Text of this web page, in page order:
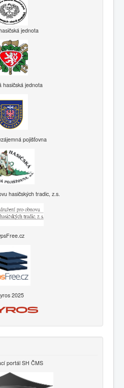
jednota
hasičská jednota
pojišťovna
hasičských tradic, z.s.
2025
portál SH ČMS